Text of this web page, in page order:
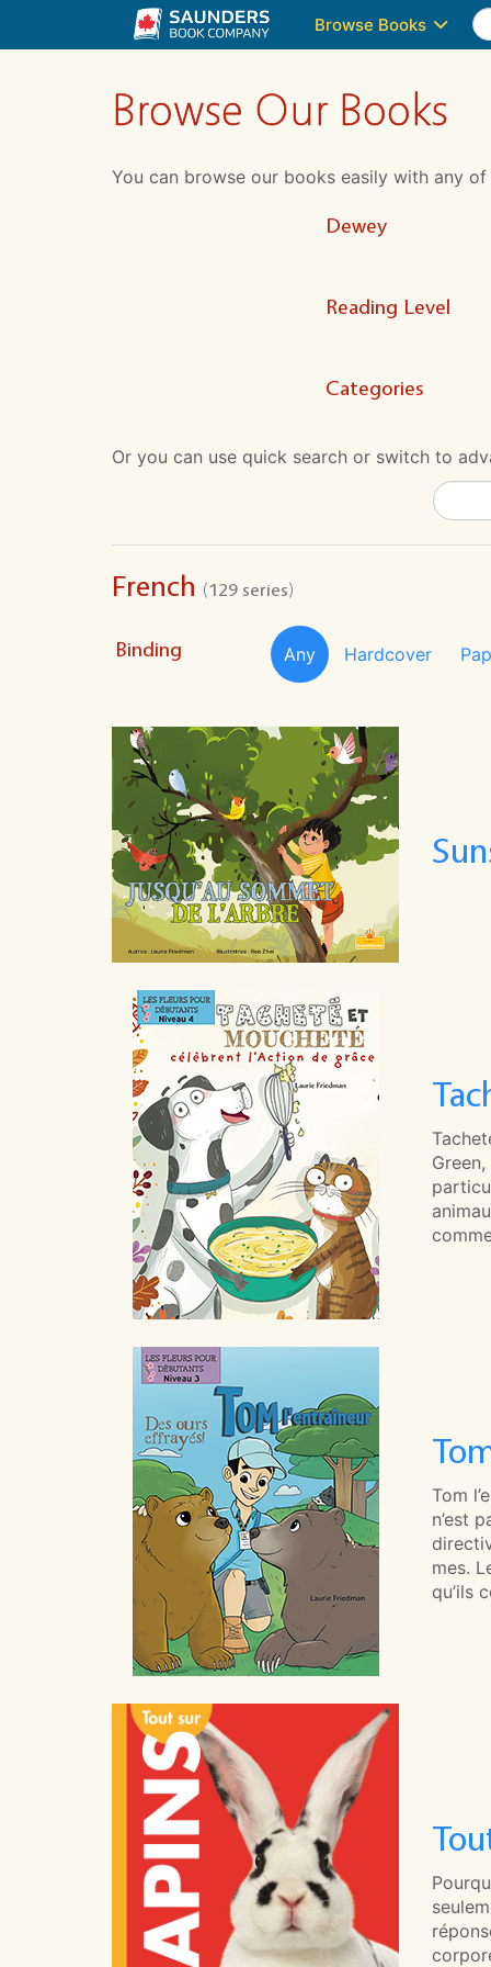
Browse Books
Browse Our Books
You can browse our books easily with any
Dewey
Reading Level
Categories
Or you can use quick search or switch to
French (129 series)
Binding Any Hardcover
Tom
n’est
mes.
qu’ils